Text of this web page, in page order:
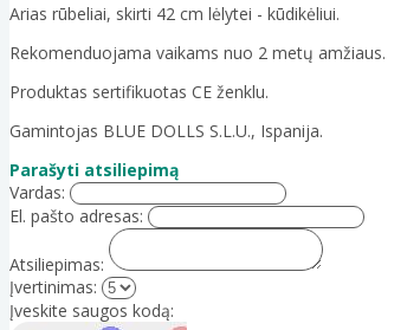
Arias rūbeliai, skirti 42 cm lėlytei - kūdikėliui.
Rekomenduojama vaikams nuo 2 metų amžiaus.
Produktas sertifikuotas CE ženklu.
Gamintojas BLUE DOLLS S.L.U., Ispanija.
Parašyti atsiliepimą
Vardas:
El. pašto adresas:
Atsiliepimas:
Įvertinimas:
Įveskite saugos kodą: